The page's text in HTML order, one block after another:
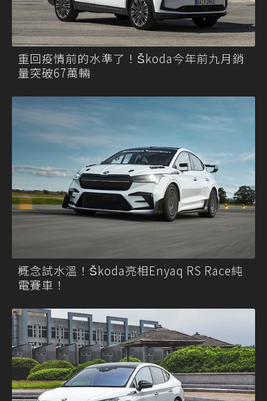
重回疫情前的水準了！Škoda今年前九月銷
量突破67萬輛
概念試水溫！Škoda亮相Enyaq RS Race純
電賽車！